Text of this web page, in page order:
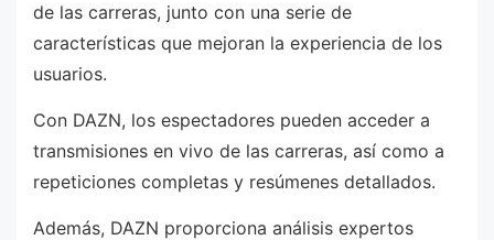
de las carreras, junto con una serie de
características que mejoran la experiencia de los
usuarios.
Con DAZN, los espectadores pueden acceder a
transmisiones en vivo de las carreras, así como a
repeticiones completas y resúmenes detallados.
Además, DAZN proporciona análisis expertos